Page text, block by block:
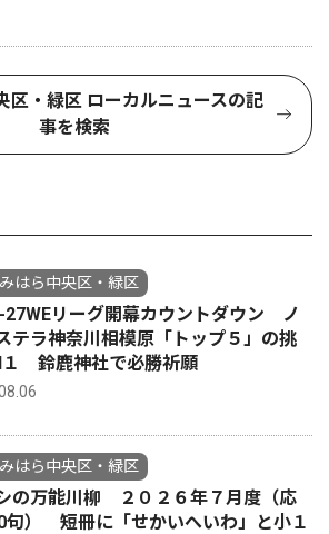
区・緑区 ローカルニュースの記
事を検索
はら中央区・緑区
27WEリーグ開幕カウントダウン ノ
テラ神奈川相模原「トップ５」の挑
鈴鹿神社で必勝祈願
はら中央区・緑区
の万能川柳 ２０２６年７月度（応
句） 短冊に「せかいへいわ」と小１